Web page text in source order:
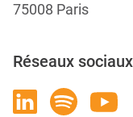
75008 Paris
Réseaux sociaux